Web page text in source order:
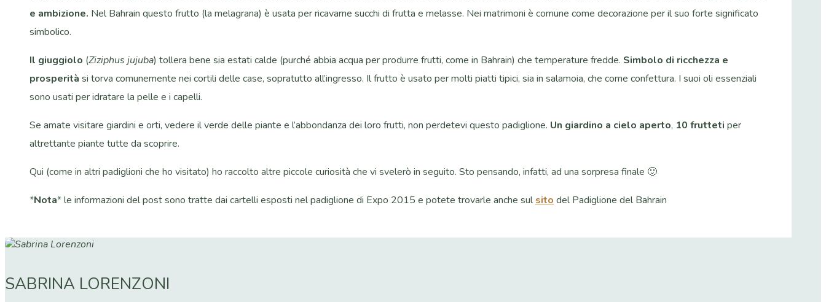
e ambizione. Nel Bahrain questo frutto (la melagrana) è usata per ricavarne succhi di frutta e melasse. Nei matrimoni è comune come decorazione per il suo forte significato
simbolico.
Il giuggiolo (Ziziphus jujuba) tollera bene sia estati calde (purché abbia acqua per produrre frutti, come in Bahrain) che temperature fredde. Simbolo di ricchezza e
prosperità si torva comunemente nei cortili delle case, sopratutto all’ingresso. Il frutto è usato per molti piatti tipici, sia in salamoia, che come confettura. I suoi oli essenziali
sono usati per idratare la pelle e i capelli.
Se amate visitare giardini e orti, vedere il verde delle piante e l’abbondanza dei loro frutti, non perdetevi questo padiglione. Un giardino a cielo aperto, 10 frutteti per
altrettante piante tutte da scoprire.
Qui (come in altri padiglioni che ho visitato) ho raccolto altre piccole curiosità che vi svelerò in seguito. Sto pensando, infatti, ad una sorpresa finale 🙂
*Nota* le informazioni del post sono tratte dai cartelli esposti nel padiglione di Expo 2015 e potete trovarle anche sulsito del Padiglione del Bahrain
SABRINA LORENZONI